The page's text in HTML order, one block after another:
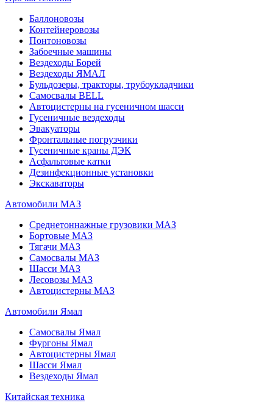
Баллоновозы
Контейнеровозы
Понтоновозы
Забоечные машины
Вездеходы Борей
Вездеходы ЯМАЛ
Бульдозеры, тракторы, трубоукладчики
Самосвалы BELL
Автоцистерны на гусеничном шасси
Гусеничные вездеходы
Эвакуаторы
Фронтальные погрузчики
Гусеничные краны ДЭК
Асфальтовые катки
Дезинфекционные установки
Экскаваторы
Автомобили МАЗ
Среднетоннажные грузовики МАЗ
Бортовые МАЗ
Тягачи МАЗ
Самосвалы МАЗ
Шасси МАЗ
Лесовозы МАЗ
Автоцистерны МАЗ
Автомобили Ямал
Самосвалы Ямал
Фургоны Ямал
Автоцистерны Ямал
Шасси Ямал
Вездеходы Ямал
Китайская техника